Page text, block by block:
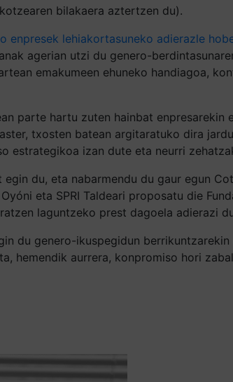
bilakaera aztertzen du).
enpresek lehiakortasuneko adierazle
agerian utzi du genero-
emakumeen ehuneko handiagoa,
parte hartu zuten hainbat enpresarekin
txosten batean argitaratuko dira
estrategikoa izan dute eta neurri
du, eta nabarmendu du gaur egun
eta SPRI Taldeari proposatu die
laguntzeko prest dagoela adierazi
du genero-ikuspegidun
hemendik aurrera, konpromiso hori